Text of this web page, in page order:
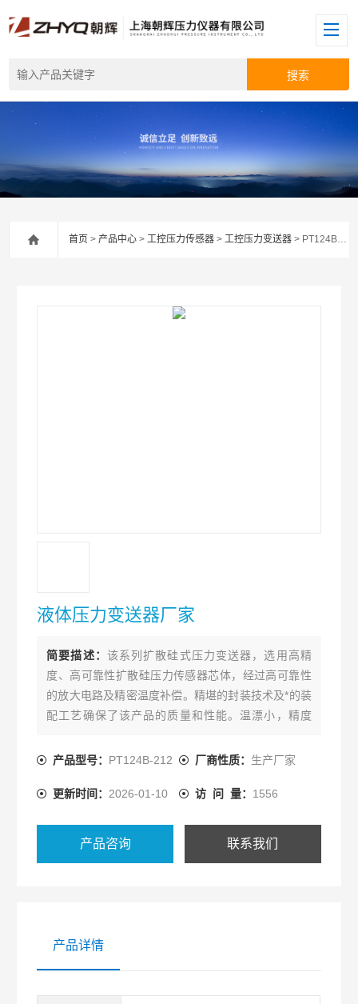
首页 >产品中心 >工控压力传感器 >工控压力变送器 > PT124B-212液体压力变送器厂家
液体压力变送器厂家
简要描述： 该系列扩散硅式压力变送器，选用高精
度、高可靠性扩散硅压力传感器芯体，经过高可靠性
的放大电路及精密温度补偿。精堪的封装技术及*的装
配工艺确保了该产品的质量和性能。温漂小，精度
体压力变送器厂家
产品型号： PT124B-212 厂商性质： 生产厂家
更新时间： 2026-01-10 访 问 量： 1556
产品咨询 联系我们
产品详情